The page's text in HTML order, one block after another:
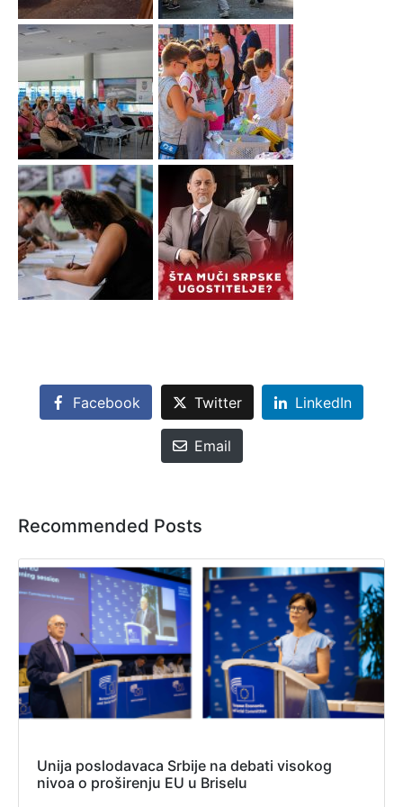
Facebook Twitter LinkedIn
Email
Recommended Posts
Unija poslodavaca Srbije na debati visokog
nivoa o proširenju EU u Briselu